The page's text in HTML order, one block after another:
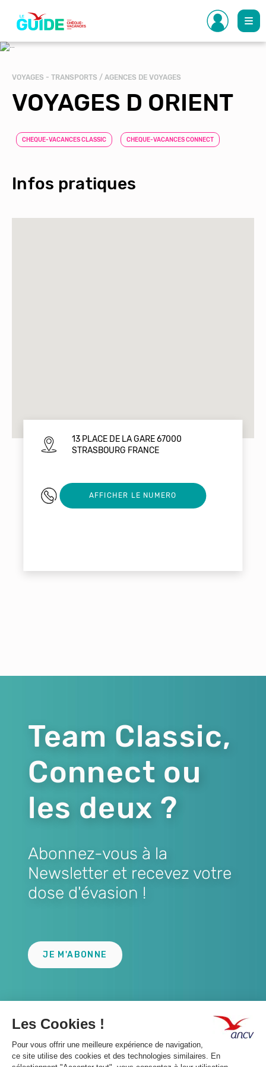
contenu
principal
VOYAGES - TRANSPORTS / AGENCES DE VOYAGES
VOYAGES D ORIENT
CHEQUE-VACANCES CLASSIC CHEQUE-VACANCES CONNECT
Infos pratiques
13 PLACE DE LA GARE 67000
STRASBOURG FRANCE
03 88 23 78 38
AFFICHER LE NUMERO
Team Classic,
Connect ou
les deux ?
Abonnez-vous à la
Newsletter et recevez votre
dose d'évasion !
JE M'ABONNE